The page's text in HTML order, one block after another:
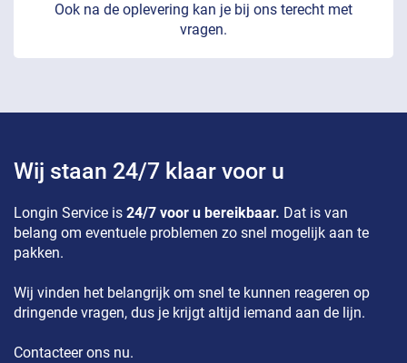
Ook na de oplevering kan je bij ons terecht met
vragen.
Wij staan 24/7 klaar voor u
Longin Service is 24/7 voor u bereikbaar. Dat is van
belang om eventuele problemen zo snel mogelijk aan te
pakken.
Wij vinden het belangrijk om snel te kunnen reageren op
dringende vragen, dus je krijgt altijd iemand aan de lijn.
Contacteer ons nu.